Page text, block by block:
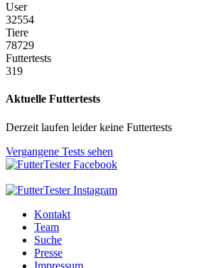
User
32554
Tiere
78729
Futtertests
319
Aktuelle Futtertests
Derzeit laufen leider keine Futtertests
Vergangene Tests sehen
Kontakt
Team
Suche
Presse
Impressum